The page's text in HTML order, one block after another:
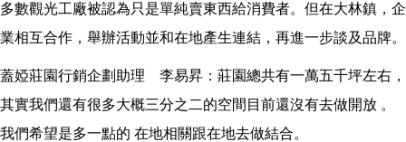
多數觀光工廠被認為只是單純賣東西給消費者。但在大林鎮，企
業相互合作，舉辦活動並和在地產生連結，再進一步談及品牌。
蓋婭莊園行銷企劃助理 李易昇：莊園總共有一萬五千坪左右，
其實我們還有很多大概三分之二的空間目前還沒有去做開放 。
我們希望是多一點的 在地相關跟在地去做結合。